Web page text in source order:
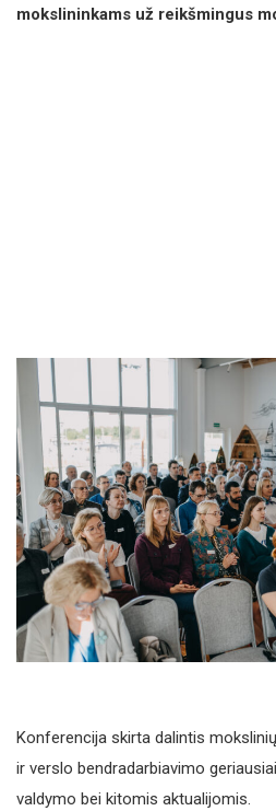
mokslininkams už reikšmingus
Konferencija skirta dalintis
ir verslo bendradarbiavimo
valdymo bei kitomis aktualijomis.